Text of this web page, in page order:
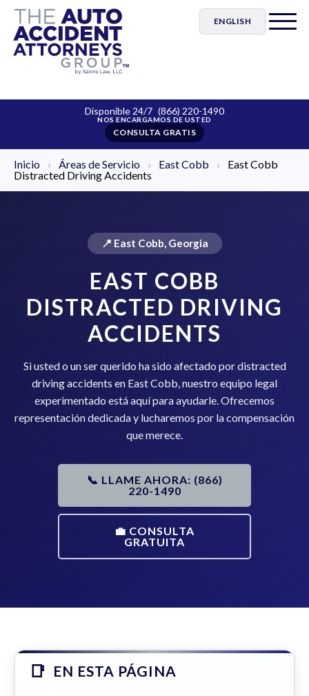
ENGLISH
Disponible 24/7 (866) 220-1490
CONSULTA GRATIS
Inicio › Áreas de Servicio › East Cobb ›
East Cobb
Distracted Driving Accidents
📍 East Cobb, Georgia
EAST COBB
DISTRACTED DRIVING
ACCIDENTS
Si usted o un ser querido ha sido afectado por distracted
driving accidents en East Cobb, nuestro equipo legal
experimentado está aquí para ayudarle. Ofrecemos
representación dedicada y lucharemos por la compensación
que merece.
📞 LLAME AHORA: (866)
220-1490
💼 CONSULTA
GRATUITA
EN ESTA PÁGINA